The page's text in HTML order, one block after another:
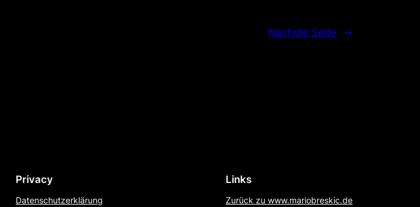
Nächste Seite →
Privacy
Datenschutzerklärung
Links
Zurück zu www.mariobreskic.de